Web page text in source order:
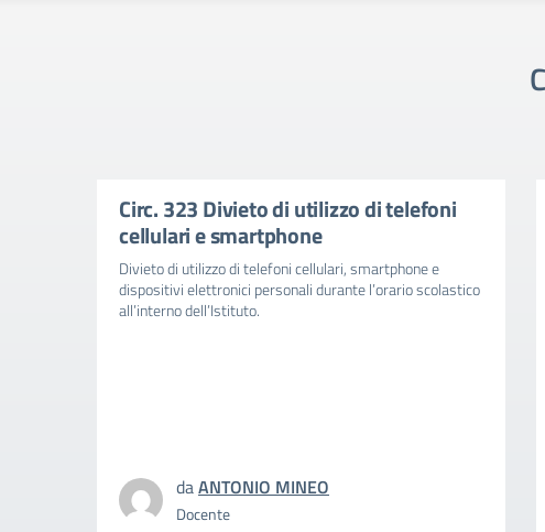
Circ. 323 Divieto di utilizzo di telefoni
cellulari e smartphone
Divieto di utilizzo di telefoni cellulari, smartphone e
dispositivi elettronici personali durante l’orario scolastico
all’interno dell’Istituto.
daANTONIO MINEO
Docente